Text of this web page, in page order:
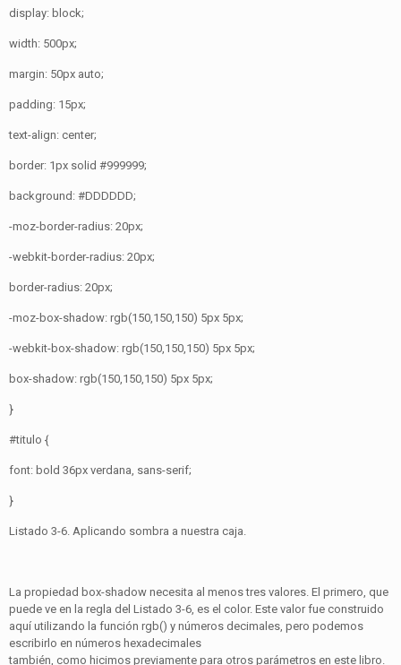
display: block;
width: 500px;
margin: 50px auto;
padding: 15px;
text-align: center;
border: 1px solid #999999;
background: #DDDDDD;
-moz-border-radius: 20px;
-webkit-border-radius: 20px;
border-radius: 20px;
-moz-box-shadow: rgb(150,150,150) 5px 5px;
-webkit-box-shadow: rgb(150,150,150) 5px 5px;
box-shadow: rgb(150,150,150) 5px 5px;
}
#titulo {
font: bold 36px verdana, sans-serif;
}
Listado 3-6. Aplicando sombra a nuestra caja.
La propiedad box-shadow necesita al menos tres valores. El primero, que
puede ve en la regla del Listado 3-6, es el color. Este valor fue construido
aquí utilizando la función rgb() y números decimales, pero podemos
escribirlo en números hexadecimales
también, como hicimos previamente para otros parámetros en este libro.